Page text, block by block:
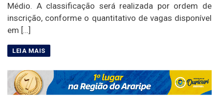
Médio. A classificação será realizada por ordem de
inscrição, conforme o quantitativo de vagas disponível
em […]